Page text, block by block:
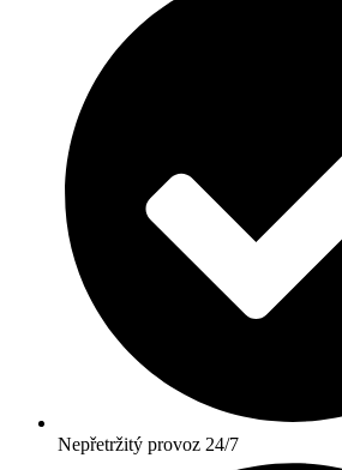
Nepřetržitý provoz 24/7